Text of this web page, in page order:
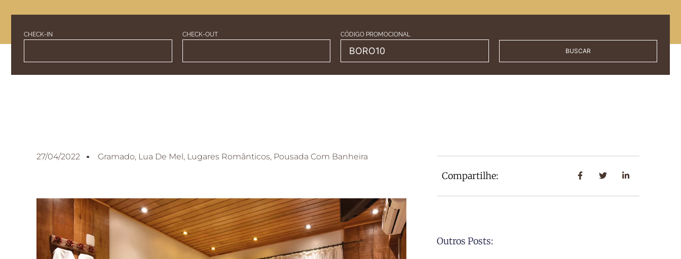
CHECK-IN CHECK-OUT CÓDIGO PROMOCIONAL
27/04/2022 Gramado, Lua De Mel, Lugares Românticos, Pousada Com Banheira
Compartilhe:
Outros Posts: